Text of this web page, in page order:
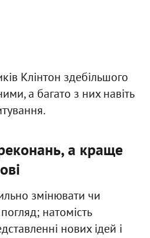
Клінтон здебільшого
а багато з них навіть
а краще
змінювати чи
натомість
нових ідей і